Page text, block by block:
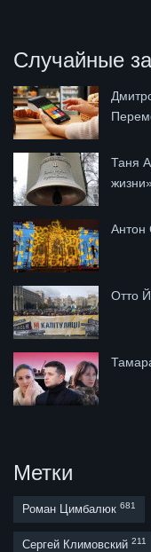
Случайные
Таня
Антон
Отто
Метки
Роман Цимбалюк 681
Сергей Климовский 211